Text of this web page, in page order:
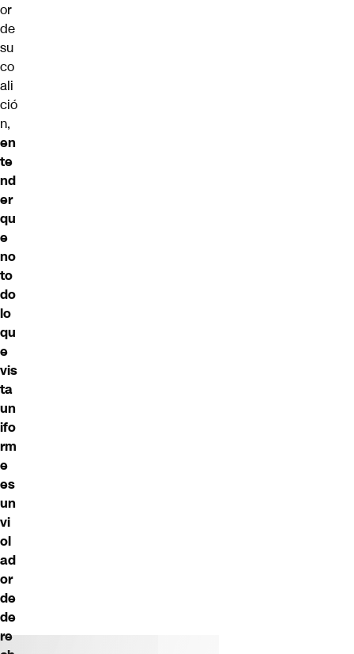
or
de
su
co
ali
ció
n,
en
te
nd
er
qu
e
no
to
do
lo
qu
e
vis
ta
un
ifo
rm
e
es
un
vi
ol
ad
or
de
de
re